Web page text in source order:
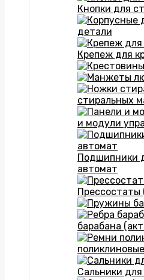
Кнопки для
детали
Крепеж для
стиральных
и модули
Подшипники
автомат
Прессостаты
барабана
поликлиновые
Сальники